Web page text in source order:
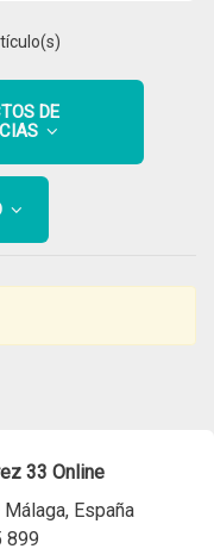
DE
33 Online
España
899